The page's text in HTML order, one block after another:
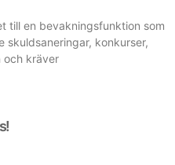
till en bevakningsfunktion som
skuldsaneringar, konkurser,
och kräver